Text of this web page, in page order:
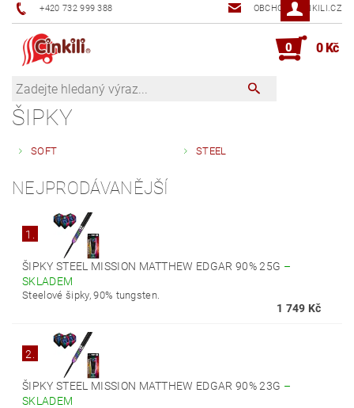
+420 732 999 388 OBCHOD@CINKILI.CZ
0 0 Kč
ŠIPKY
SOFT STEEL
NEJPRODÁVANĚJŠÍ
1.
ŠIPKY STEEL MISSION MATTHEW EDGAR 90% 25G –
SKLADEM
Steelové šipky, 90% tungsten.
1 749 Kč
2.
ŠIPKY STEEL MISSION MATTHEW EDGAR 90% 23G –
SKLADEM